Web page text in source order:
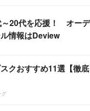
～20代を応援！ オーデ
情報はDeview
クおすすめ11選【徹底
グ